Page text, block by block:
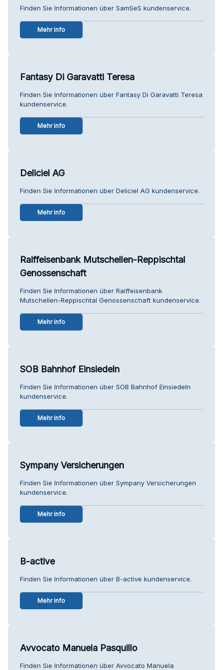
Finden Sie Informationen über SamSeS kundenservice.
Mehr info
Fantasy Di Garavatti Teresa
Finden Sie Informationen über Fantasy Di Garavatti Teresa
kundenservice.
Mehr info
Deliciel AG
Finden Sie Informationen über Deliciel AG kundenservice.
Mehr info
Raiffeisenbank Mutschellen-Reppischtal
Genossenschaft
Finden Sie Informationen über Raiffeisenbank
Mutschellen-Reppischtal Genossenschaft kundenservice.
Mehr info
SOB Bahnhof Einsiedeln
Finden Sie Informationen über SOB Bahnhof Einsiedeln
kundenservice.
Mehr info
Sympany Versicherungen
Finden Sie Informationen über Sympany Versicherungen
kundenservice.
Mehr info
B-active
Finden Sie Informationen über B-active kundenservice.
Mehr info
Avvocato Manuela Pasquillo
Finden Sie Informationen über Avvocato Manuela